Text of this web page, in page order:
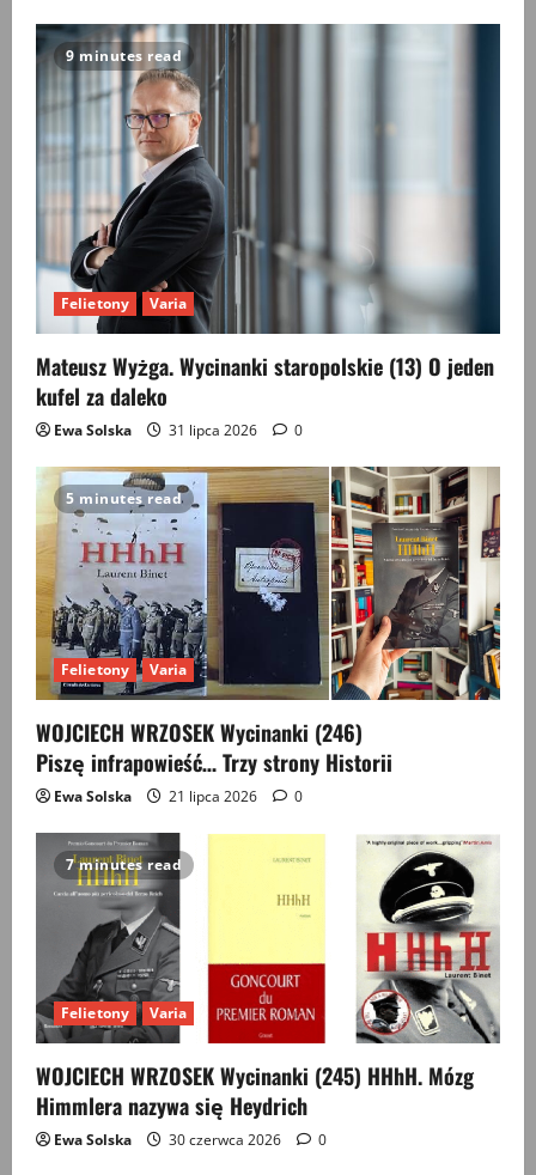
9 minutes read
Felietony Varia
Mateusz Wyżga. Wycinanki staropolskie (13) O jeden
kufel za daleko
Ewa Solska 31 lipca 2026 0
5 minutes read
Felietony Varia
WOJCIECH WRZOSEK Wycinanki (246)
Piszę infrapowieść… Trzy strony Historii
Ewa Solska 21 lipca 2026 0
7 minutes read
Felietony Varia
WOJCIECH WRZOSEK Wycinanki (245) HHhH. Mózg
Himmlera nazywa się Heydrich
Ewa Solska 30 czerwca 2026 0